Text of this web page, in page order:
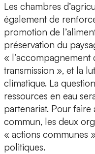
Les chambres
également de
promotion de
préservation du
« l’accompagnement
transmission », et la
climatique. La
ressources en eau
partenariat. Pour
commun, les deux
« actions communes
politiques.